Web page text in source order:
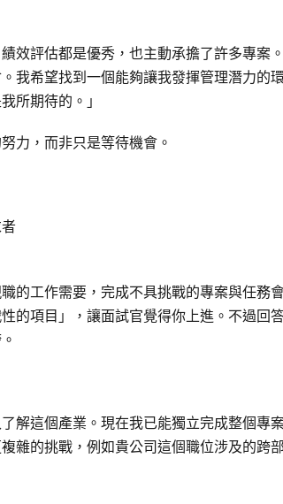
效評估都是優秀，也主動承擔了許多專案
我希望找到一個能夠讓我發揮管理潛力的
所期待的。」
力，而非只是等待機會。
職的工作需要，完成不具挑戰的專案與任務
的項目」，讓面試官覺得你上進。不過回
解這個產業。現在我已能獨立完成整個專
雜的挑戰，例如貴公司這個職位涉及的跨